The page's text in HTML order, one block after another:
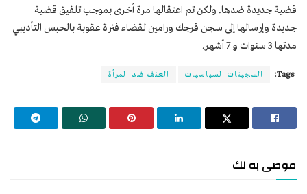
قضية جديدة ضدها. ولكن تم اعتقالها مرة أخرى بموجب تلفيق قضية
جديدة وإرسالها إلى سجن قرجك ورامين لقضاء فترة عقوبة بالحبس التأديبي
مدتها 3 سنوات و 7 أشهر.
Tags: السجينات السياسيات العنف ضد المرأة
موصى به لك